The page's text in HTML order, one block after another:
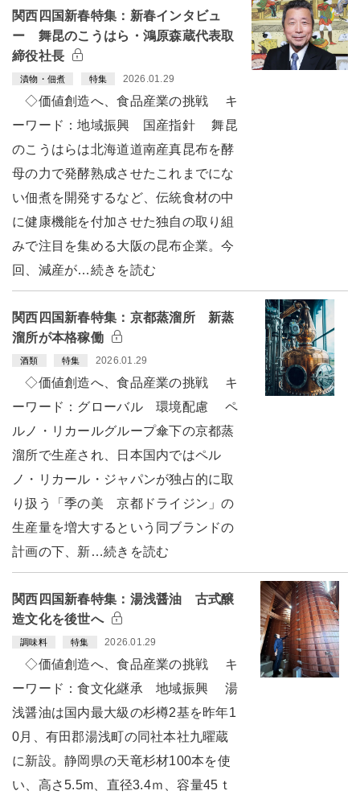
関西四国新春特集：新春インタビュ
ー 舞昆のこうはら・鴻原森蔵代表取
締役社長
漬物・佃煮 特集 2026.01.29
◇価値創造へ、食品産業の挑戦 キ
ーワード：地域振興 国産指針 舞昆
のこうはらは北海道道南産真昆布を酵
母の力で発酵熟成させたこれまでにな
い佃煮を開発するなど、伝統食材の中
に健康機能を付加させた独自の取り組
みで注目を集める大阪の昆布企業。今
回、減産が…続きを読む
関西四国新春特集：京都蒸溜所 新蒸
溜所が本格稼働
酒類 特集 2026.01.29
◇価値創造へ、食品産業の挑戦 キ
ーワード：グローバル 環境配慮 ペ
ルノ・リカールグループ傘下の京都蒸
溜所で生産され、日本国内ではペル
ノ・リカール・ジャパンが独占的に取
り扱う「季の美 京都ドライジン」の
生産量を増大するという同ブランドの
計画の下、新…続きを読む
関西四国新春特集：湯浅醤油 古式醸
造文化を後世へ
調味料 特集 2026.01.29
◇価値創造へ、食品産業の挑戦 キ
ーワード：食文化継承 地域振興 湯
浅醤油は国内最大級の杉樽2基を昨年1
0月、有田郡湯浅町の同社本社九曜蔵
に新設。静岡県の天竜杉材100本を使
い、高さ5.5m、直径3.4ｍ、容量45ｔ